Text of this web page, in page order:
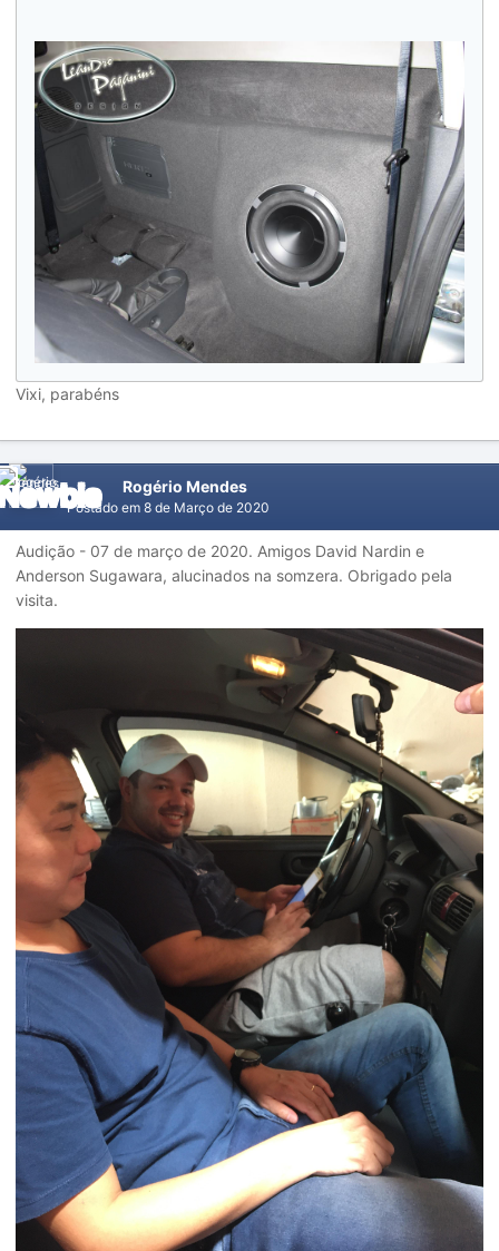
Vixi, parabéns
Rogério Mendes
Postado em 8 de Março de 2020
Audição - 07 de março de 2020. Amigos David Nardin e
Anderson Sugawara, alucinados na somzera. Obrigado pela
visita.